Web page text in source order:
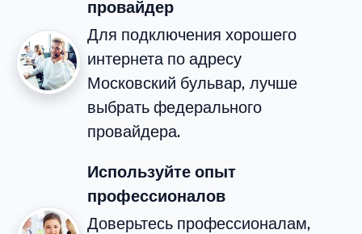
провайдер
Для подключения хорошего
интернета по адресу
Московский бульвар, лучше
выбрать федерального
провайдера.
Используйте опыт
профессионалов
Доверьтесь профессионалам,